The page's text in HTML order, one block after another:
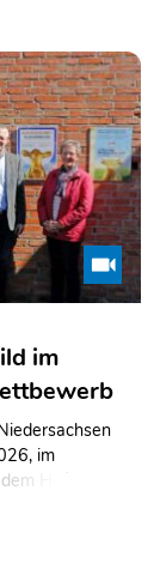
im
im
Hof der